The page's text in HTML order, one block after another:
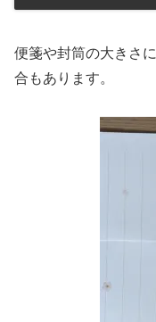
便箋や封筒の大きさ
合もあります。